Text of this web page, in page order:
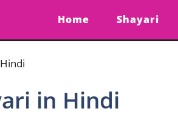
Home Shayari
in Hindi